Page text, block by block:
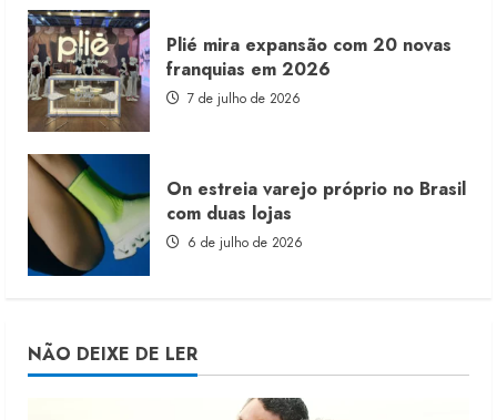
Plié mira expansão com 20 novas
franquias em 2026
7 de julho de 2026
On estreia varejo próprio no Brasil
com duas lojas
6 de julho de 2026
NÃO DEIXE DE LER